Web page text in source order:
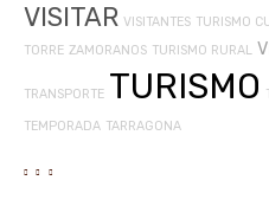
VISITAR VISITANTES TURISMO
TORRE ZAMORANOS TURISMO RURAL
TRANSPORTE TURISMO
TEMPORADA TARRAGONA